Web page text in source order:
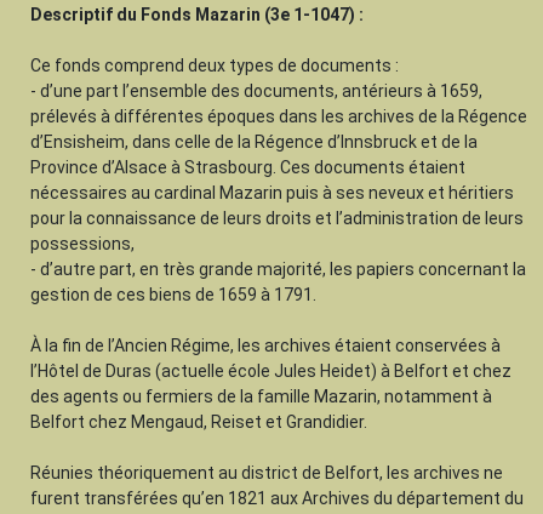
Descriptif du Fonds Mazarin (3e 1-1047) :
Ce fonds comprend deux types de documents :
- d’une part l’ensemble des documents, antérieurs à 1659,
prélevés à différentes époques dans les archives de la Régence
d’Ensisheim, dans celle de la Régence d’Innsbruck et de la
Province d’Alsace à Strasbourg. Ces documents étaient
nécessaires au cardinal Mazarin puis à ses neveux et héritiers
pour la connaissance de leurs droits et l’administration de leurs
possessions,
- d’autre part, en très grande majorité, les papiers concernant la
gestion de ces biens de 1659 à 1791.
À la fin de l’Ancien Régime, les archives étaient conservées à
l’Hôtel de Duras (actuelle école Jules Heidet) à Belfort et chez
des agents ou fermiers de la famille Mazarin, notamment à
Belfort chez Mengaud, Reiset et Grandidier.
Réunies théoriquement au district de Belfort, les archives ne
furent transférées qu’en 1821 aux Archives du département du